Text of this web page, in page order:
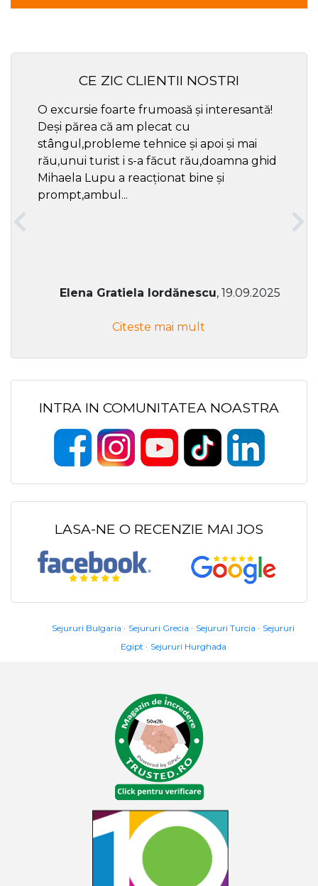
CE ZIC CLIENTII NOSTRI
O excursie foarte frumoasă și interesantă!
Deși părea că am plecat cu
stângul,probleme tehnice și apoi și mai
rău,unui turist i s-a făcut rău,doamna ghid
Mihaela Lupu a reacționat bine și
prompt,ambul...
Elena Gratiela Iordănescu, 19.09.2025
Citeste mai mult
INTRA IN COMUNITATEA NOASTRA
LASA-NE O RECENZIE MAI JOS
Sejururi Bulgaria Sejururi Grecia Sejururi Turcia
Sejururi
Egipt
Sejururi Hurghada